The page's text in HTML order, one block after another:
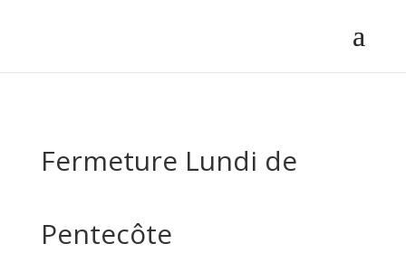
Fermeture Lundi de
Pentecôte